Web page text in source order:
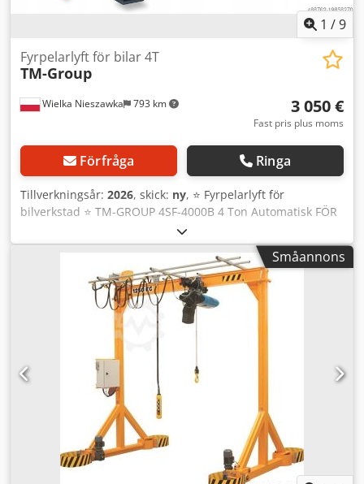
1 /9
Wielka Nieszawka 793 km
Fyrpelarlyft för bilar 4T
TM-Group
3 050 €
Fast pris plus moms
Förfråga Ringa
Tillverkningsår: 2026, skick: ny, ⭐️ Fyrpelarlyft för
bilverkstad ⭐️ TM-GROUP 4SF-4000B 4 Ton Automatisk FÖR
HJULINSTÄLLNING / GEOJUSTERING HÖGKVALITATIV OLJA
OCH MONTERINGSSATS INGÅR GRATIS Specifikationer: ✅
Tillverkare: TM-GROUP ✅ Maximal lyftkapacitet: 4 ton
Dwodpfx Asw Ta I Tod Sja ✅ Typ: Automatisk ✅ Undre
anslutning ✅ Strömförsörjning: 400V (alternativt 230V) ✅
Lyfttid: 60 sekunder ✅ Lyft höjd: 1750 mm ✅
Gränslägesbrytare: Ja ✅ Motoreffekt: 2,2 kW ✅ Teleskopiska
lyftarmar av typen rolling jack för att lyfta även vid trösklar
✅ Glidplattor (med låsningsmöjlighet) ✅ Förberedda
platser för svängskivor ✅ Självsänkande
uppkörningsramper ✅ Automatiska spärrar som skapar
låströskel för fordonet ✅ Fästbultar ingår: Ja ✅ 10L
hydraulolja: gratis ✅ Uppfyller UDT-certifieringskrav: Ja ✅
Rampens längd: 4250 mm ✅ Rampens bredd: 918–1118
mm Är den här lyften för mig❓ Den automatiska
Småannons